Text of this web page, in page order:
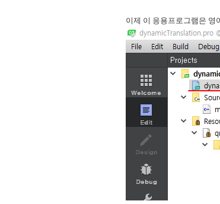
이제 이 응용프로그램은